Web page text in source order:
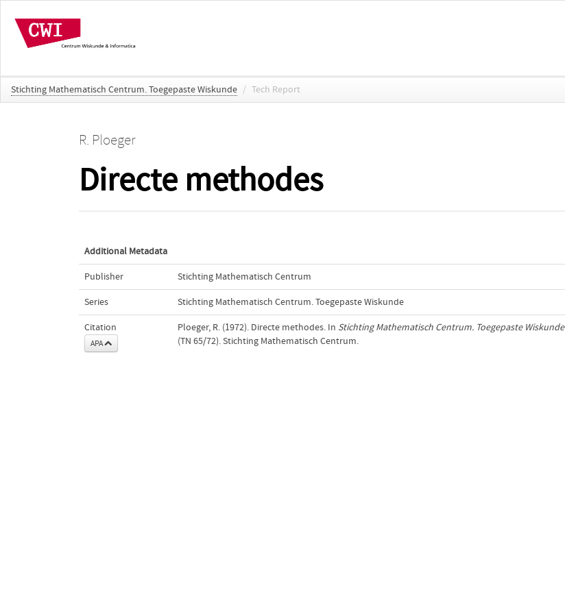
Stichting Mathematisch Centrum. Toegepaste Wiskunde / Tech Report
R. Ploeger
Directe methodes
Additional Metadata
Publisher Stichting Mathematisch Centrum
Series Stichting Mathematisch Centrum. Toegepaste Wiskunde
Citation
APA
Ploeger, R. (1972). Directe methodes. In Stichting Mathematisch Centrum. Toegepaste Wiskunde
(TN 65/72). Stichting Mathematisch Centrum.